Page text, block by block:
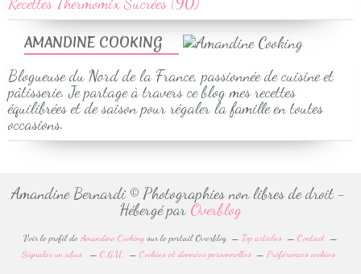
AMANDINE COOKING
Blogueuse du Nord de la France, passionnée de cuisine et
pâtisserie. Je partage à travers ce blog mes recettes
équilibrées et de saison pour régaler la famille en toutes
occasions.
Amandine Bernardi © Photographies non libres de droit -
Hébergé par Overblog
Voir le profil de Amandine Cooking sur le portail Overblog Top articles
Contact
Signaler un abus
C.G.U. Cookies et données personnelles Préférences cookies